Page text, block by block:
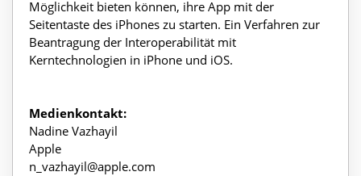
Möglichkeit bieten können, ihre App mit der
Seitentaste des iPhones zu starten. Ein Verfahren zur
Beantragung der Interoperabilität mit
Kerntechnologien in iPhone und iOS.
Medienkontakt:
Nadine Vazhayil
Apple
n_vazhayil@apple.com